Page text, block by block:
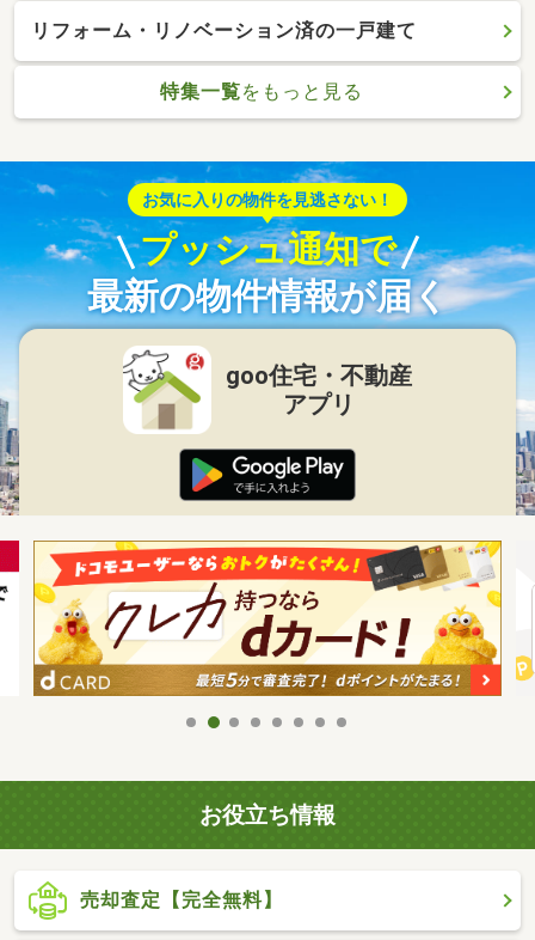
リフォーム・リノベーション済の一戸建て
特集一覧をもっと見る
お気に入りの物件を見逃さない！
プッシュ通知で
最新の物件情報が届く
goo住宅・不動産
アプリ
お役立ち情報
売却査定【完全無料】